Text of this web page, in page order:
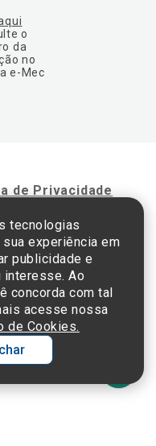
o
da
no
e-Mec
de Privacidade
OS DIREITOS RESERVADOS
Einstein, 627 - Morumbi - São
000
tecnologias
experiência em
publicidade e
interesse. Ao
concorda com tal
acesse nossa
de Cookies.